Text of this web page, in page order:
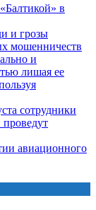
в
и грозы
мошенничеств
и
лишая ее
сотрудники
проведут
авиационного